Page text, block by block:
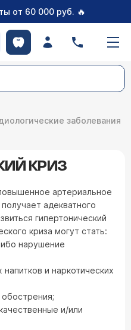
от 60 000 руб. 🔥
заболевания
КРИЗ
артериальное
адекватного
гипертонический
криза могут стать:
нарушение
и наркотических
и/или